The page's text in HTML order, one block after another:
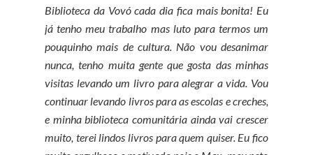
Biblioteca da Vovó cada dia fica mais bonita! Eu
já tenho meu trabalho mas luto para termos um
pouquinho mais de cultura. Não vou desanimar
nunca, tenho muita gente que gosta das minhas
visitas levando um livro para alegrar a vida. Vou
continuar levando livros para as escolas e creches,
e minha biblioteca comunitária ainda vai crescer
muito, terei lindos livros para quem quiser. Eu fico